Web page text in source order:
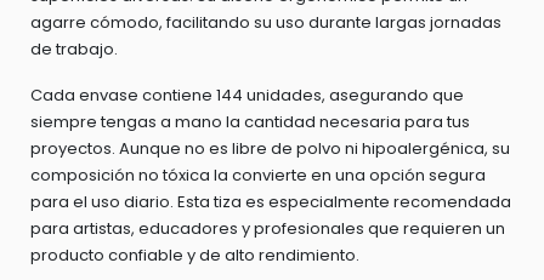
agarre cómodo, facilitando su uso durante largas jornadas
de trabajo.
Cada envase contiene 144 unidades, asegurando que
siempre tengas a mano la cantidad necesaria para tus
proyectos. Aunque no es libre de polvo ni hipoalergénica, su
composición no tóxica la convierte en una opción segura
para el uso diario. Esta tiza es especialmente recomendada
para artistas, educadores y profesionales que requieren un
producto confiable y de alto rendimiento.